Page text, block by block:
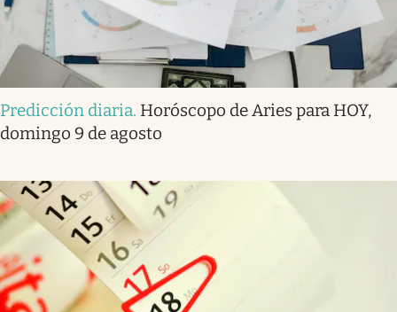
Predicción diaria. Horóscopo de Aries para HOY,
domingo 9 de agosto